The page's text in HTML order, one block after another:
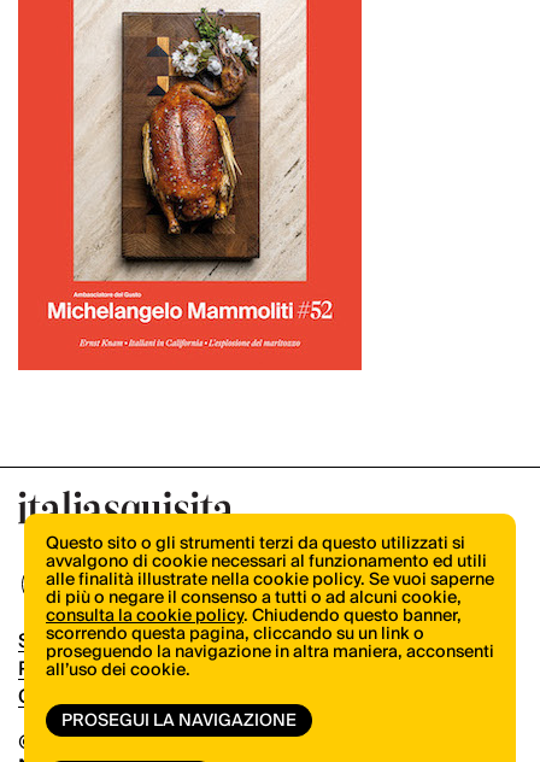
© Copyright 2026.Vertical.it
Shop
Pubblicità
Contatti
Questo sito o gli strumenti terzi da questo utilizzati si
avvalgono di cookie necessari al funzionamento ed utili
alle finalità illustrate nella cookie policy. Se vuoi saperne
di più o negare il consenso a tutti o ad alcuni cookie,
consulta la cookie policy. Chiudendo questo banner,
scorrendo questa pagina, cliccando su un link o
proseguendo la navigazione in altra maniera, acconsenti
all’uso dei cookie.
PROSEGUI LA NAVIGAZIONE